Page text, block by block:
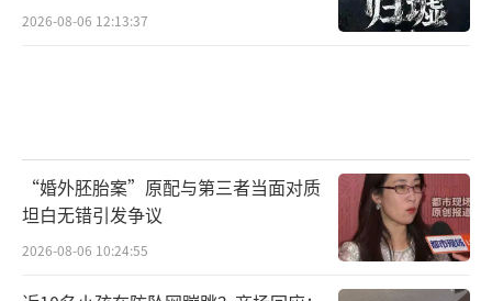
2026-08-06 12:13:37
“婚外胚胎案”原配与第三者当面对质
坦白无错引发争议
2026-08-06 10:24:55